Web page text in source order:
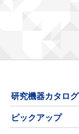
研究機器カタログ
ピックアップ